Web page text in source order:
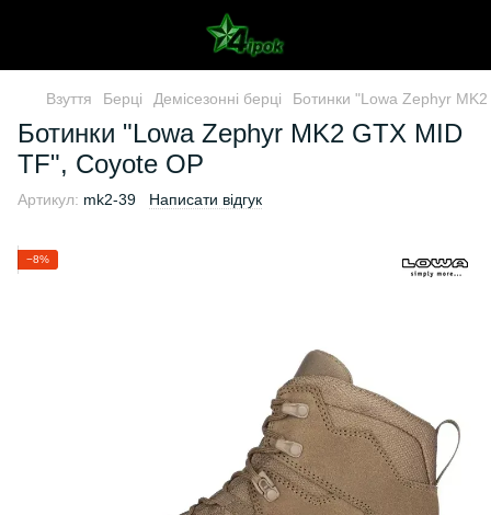
Взуття Берці Демісезонні берці Ботинки "Lowa Zephyr
Ботинки "Lowa Zephyr MK2 GTX MID
TF", Coyote OP
Артикул: mk2-39 Написати відгук
−8%